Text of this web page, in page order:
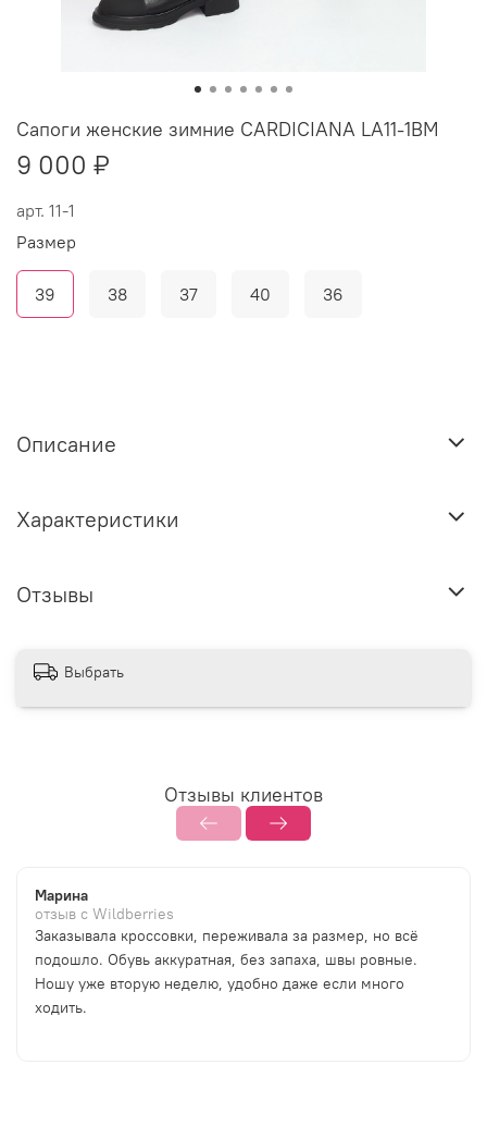
арт. 11-1
Сапоги женские зимние CARDICIANA LA11-1BM
9 000 ₽
Размер
39 38 37 40 36
Описание
Характеристики
Отзывы
Выбрать
Отзывы клиентов
Марина
отзыв с Wildberries
Заказывала кроссовки, переживала за размер, но всё
подошло. Обувь аккуратная, без запаха, швы ровные.
Ношу уже вторую неделю, удобно даже если много
ходить.